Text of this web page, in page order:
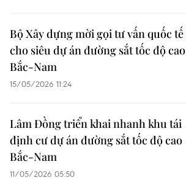
Bộ Xây dựng mời gọi tư vấn quốc tế
cho siêu dự án đường sắt tốc độ cao
Bắc-Nam
15/05/2026 11:24
Lâm Đồng triển khai nhanh khu tái
định cư dự án đường sắt tốc độ cao
Bắc-Nam
11/05/2026 05:50